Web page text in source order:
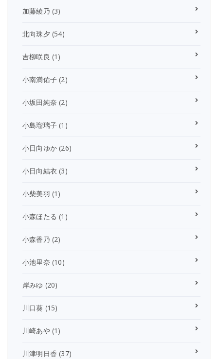
加藤綾乃 (3)
北向珠夕 (54)
吉柳咲良 (1)
小南満佑子 (2)
小坂田純奈 (2)
小島瑠璃子 (1)
小日向ゆか (26)
小日向結衣 (3)
小柴美羽 (1)
小森ほたる (1)
小森香乃 (2)
小池里奈 (10)
岸みゆ (20)
川口葵 (15)
川崎あや(1)
川津明日香 (37)